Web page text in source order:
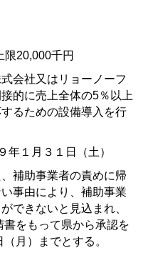
限20,000千円
会社又はリョーノーフ
的に売上全体の5％以上
るための設備導入を行
年１月３１日（土）
補助事業者の責めに帰
事由により、補助事業
できないと見込まれ、
をもって県から承認を
月）までとする。